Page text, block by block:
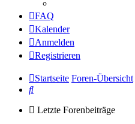
FAQ
Kalender
Anmelden
Registrieren
Startseite Foren-Übersicht
Suche
Letzte Forenbeiträge